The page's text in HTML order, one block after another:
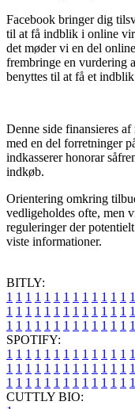
Facebook bringer dig
til at få indblik i online
det møder vi en del
frembringe en vurdering
benyttes til at få et
Denne side finansieres
med en del forretninger
indkasserer honorar
indkøb.
Orientering omkring
vedligeholdes ofte, men
reguleringer der
viste informationer.
BITLY:
1 1 1 1 1 1 1 1 1 1 1 1 1 1
1 1 1 1 1 1 1 1 1 1 1 1 1 1
1 1 1 1 1 1 1 1 1 1 1 1 1 1
SPOTIFY:
1 1 1 1 1 1 1 1 1 1 1 1 1 1
1 1 1 1 1 1 1 1 1 1 1 1 1 1
1 1 1 1 1 1 1 1 1 1 1 1 1 1
CUTTLY BIO: